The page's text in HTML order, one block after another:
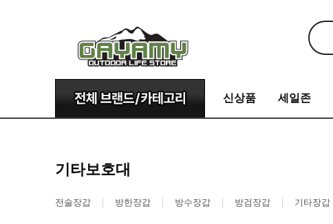
신상품 세일존
기타보호대
전술장갑 방한장갑 방수장갑 방검장갑 기타장갑